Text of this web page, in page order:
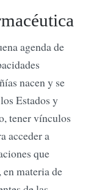
agenda de
nacen y se
Estados y
tener vínculos
acceder a
que
en materia de